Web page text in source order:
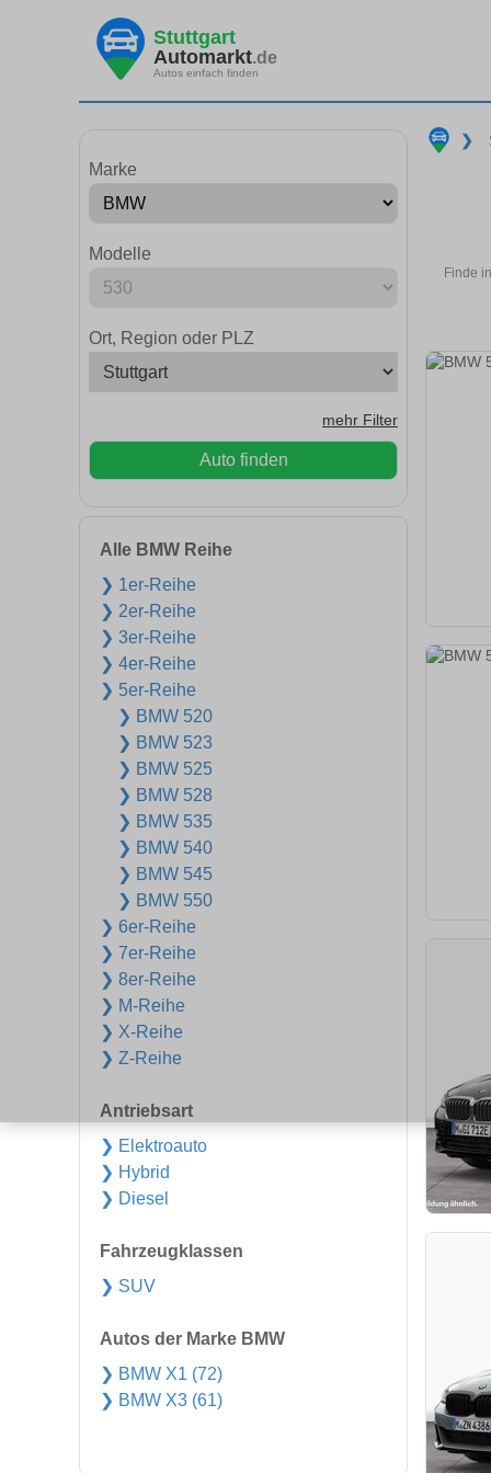
Stuttgart
Automarkt.de
Autos einfach finden
Marke
Modelle
Ort, Region oder PLZ
mehr Filter
Auto finden
Alle BMW Reihe
❯ 1er-Reihe
❯ 2er-Reihe
❯ 3er-Reihe
❯ 4er-Reihe
❯ 5er-Reihe
❯ BMW 520
❯ BMW 523
❯ BMW 525
❯ BMW 528
❯ BMW 535
❯ BMW 540
❯ BMW 545
❯ BMW 550
❯ 6er-Reihe
❯ 7er-Reihe
❯ 8er-Reihe
❯ M-Reihe
❯ X-Reihe
❯ Z-Reihe
Antriebsart
❯ Elektroauto
❯ Hybrid
❯ Diesel
Fahrzeugklassen
❯ SUV
Autos der Marke BMW
❯ BMW X1 (72)
❯ BMW X3 (61)
❯
Finde